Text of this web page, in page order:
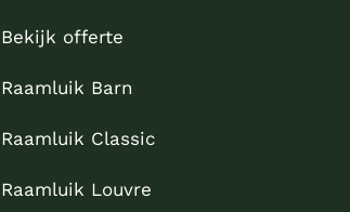
Bekijk offerte
Raamluik Barn
Raamluik Classic
Raamluik Louvre